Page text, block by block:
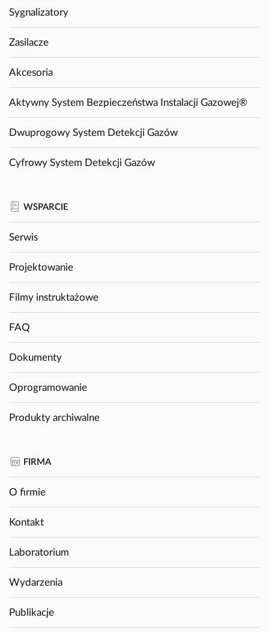
Sygnalizatory
Zasilacze
Akcesoria
Aktywny System Bezpieczeństwa Instalacji Gazowej®
Dwuprogowy System Detekcji Gazów
Cyfrowy System Detekcji Gazów
WSPARCIE
Serwis
Projektowanie
Filmy instruktażowe
FAQ
Dokumenty
Oprogramowanie
Produkty archiwalne
FIRMA
O firmie
Kontakt
Laboratorium
Wydarzenia
Publikacje